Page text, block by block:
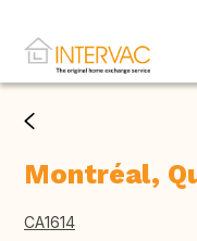
Montréal,
CA1614